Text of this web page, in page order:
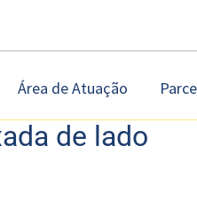
Área de Atuação
de lado